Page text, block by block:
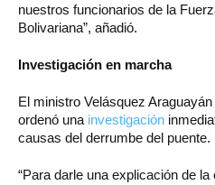
nuestros funcionarios de la
Bolivariana”, añadió.
Investigación en marcha
El ministro Velásquez
ordenó una investigación
causas del derrumbe del puente.
“Para darle una explicación de